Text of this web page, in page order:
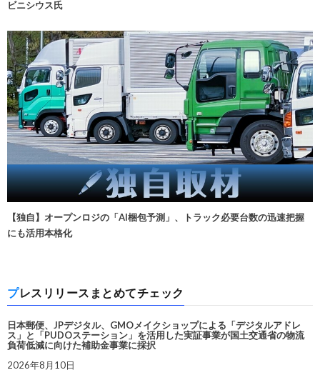
ビニシウス氏
【独自】オープンロジの「AI梱包予測」、トラック必要台数の迅速把握
にも活用本格化
プレスリリースまとめてチェック
日本郵便、JPデジタル、GMOメイクショップによる「デジタルアドレ
ス」と「PUDOステーション」を活用した実証事業が国土交通省の物流
負荷低減に向けた補助金事業に採択
2026年8月10日